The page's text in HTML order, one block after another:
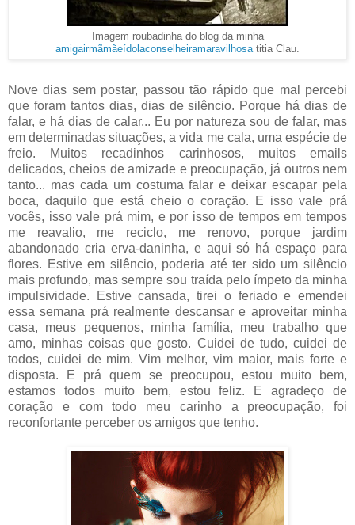
Imagem roubadinha do blog da minha
amigairmãmãeídolaconselheiramaravilhosa titia Clau.
Nove dias sem postar, passou tão rápido que mal percebi
que foram tantos dias, dias de silêncio. Porque há dias de
falar, e há dias de calar... Eu por natureza sou de falar, mas
em determinadas situações, a vida me cala, uma espécie de
freio. Muitos recadinhos carinhosos, muitos emails
delicados, cheios de amizade e preocupação, já outros nem
tanto... mas cada um costuma falar e deixar escapar pela
boca, daquilo que está cheio o coração. E isso vale prá
vocês, isso vale prá mim, e por isso de tempos em tempos
me reavalio, me reciclo, me renovo, porque jardim
abandonado cria erva-daninha, e aqui só há espaço para
flores. Estive em silêncio, poderia até ter sido um silêncio
mais profundo, mas sempre sou traída pelo ímpeto da minha
impulsividade. Estive cansada, tirei o feriado e emendei
essa semana prá realmente descansar e aproveitar minha
casa, meus pequenos, minha família, meu trabalho que
amo, minhas coisas que gosto. Cuidei de tudo, cuidei de
todos, cuidei de mim. Vim melhor, vim maior, mais forte e
disposta. E prá quem se preocupou, estou muito bem,
estamos todos muito bem, estou feliz. E agradeço de
coração e com todo meu carinho a preocupação, foi
reconfortante perceber os amigos que tenho.